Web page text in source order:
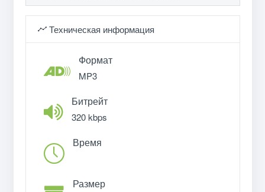
Техническая информация
Формат
MP3
Битрейт
320 kbps
Время
Размер